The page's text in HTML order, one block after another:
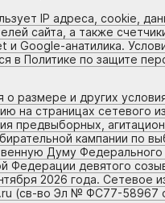
IP адреса, cookie,
сайта, а также
и Google-анатилика.
в Политике по защите
о размере и других
на страницах сетевого
предвыборных,
кампании по
Думу
Федерации девятого
2026 года. Сетевое
(св-во Эл № ФС77-58967